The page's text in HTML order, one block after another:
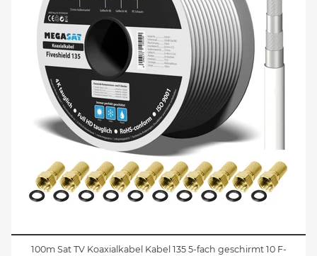
100m Sat TV Koaxialkabel Kabel 135 5-fach geschirmt 10 F-